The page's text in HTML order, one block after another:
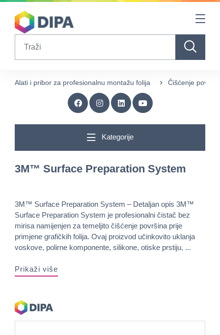
Table Of Content
Alati i pribor za profesionalnu montažu folija Čišćenje
Kategorije
3M™ Surface Preparation System
3M™ Surface Preparation System – Detaljan opis 3M™
Surface Preparation System je profesionalni čistač bez
mirisa namijenjen za temeljito čišćenje površina prije
primjene grafičkih folija. Ovaj proizvod učinkovito uklanja
voskove, polirne komponente, silikone, otiske prstiju, ...
Prikaži više